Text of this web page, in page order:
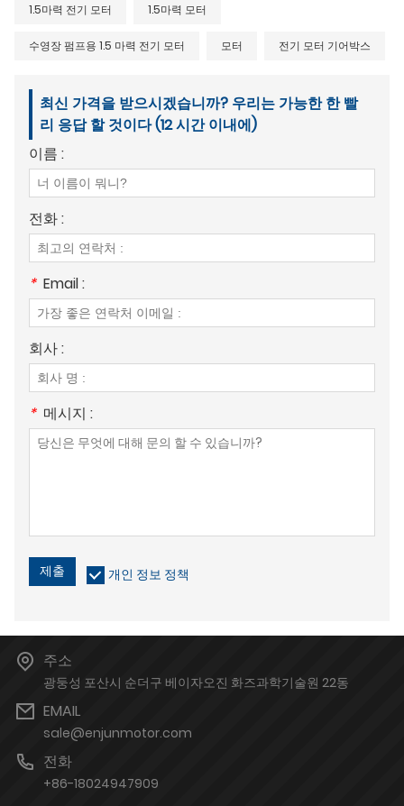
1.5마력 전기 모터 1.5마력 모터
수영장 펌프용 1.5 마력 전기 모터 모터 전기 모터 기어박스
최신 가격을 받으시겠습니까? 우리는 가능한 한 빨
리 응답 할 것이다 (12 시간 이내에)
이름 :
전화 :
* Email :
회사 :
* 메시지 :
제출 개인 정보 정책
주소
광둥성 포산시 순더구 베이자오진 화즈과학기술원 22동
EMAIL
sale@enjunmotor.com
전화
+86-18024947909